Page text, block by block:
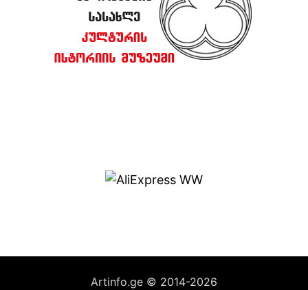
Artinfo.ge © 2014-2026